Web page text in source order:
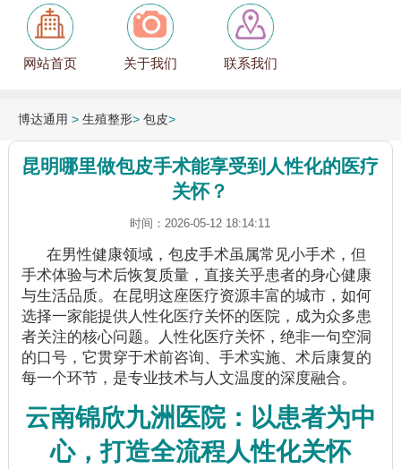
网站首页 关于我们 联系我们
博达通用 > 生殖整形> 包皮>
昆明哪里做包皮手术能享受到人性化的医疗
关怀？
时间：2026-05-12 18:14:11
在男性健康领域，包皮手术虽属常见小手术，但
手术体验与术后恢复质量，直接关乎患者的身心健康
与生活品质。在昆明这座医疗资源丰富的城市，如何
选择一家能提供人性化医疗关怀的医院，成为众多患
者关注的核心问题。人性化医疗关怀，绝非一句空洞
的口号，它贯穿于术前咨询、手术实施、术后康复的
每一个环节，是专业技术与人文温度的深度融合。
云南锦欣九洲医院：以患者为中
心，打造全流程人性化关怀